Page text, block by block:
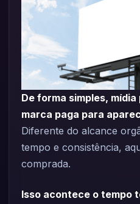
De forma simples,
marca paga para
Diferente do alcance
tempo e consistência,
comprada.
Isso acontece o tempo